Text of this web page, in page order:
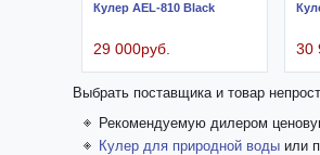
Кулер AEL-810 Black
29 000руб. 30
Выбрать поставщика и товар
Рекомендуемую дилером
Кулер для природной воды или